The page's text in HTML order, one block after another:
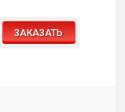
ЗАКАЗАТЬ